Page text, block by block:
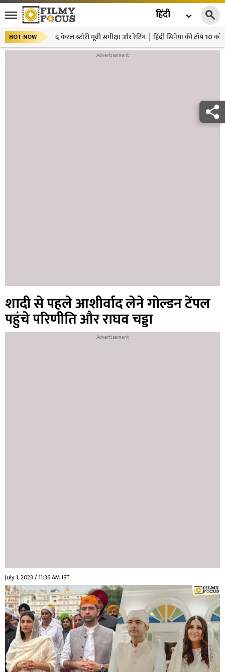
हिंदी
HOT NOW द केरल स्टोरी मूवी समीक्षा और रेटिंग हिंदी सिनेमा की टॉप 10
शादी से पहले आशीर्वाद लेने गोल्डन टेंपल
पहुंचे परिणीति और राघव चड्डा
July 1, 2023 / 11:36 AM IST